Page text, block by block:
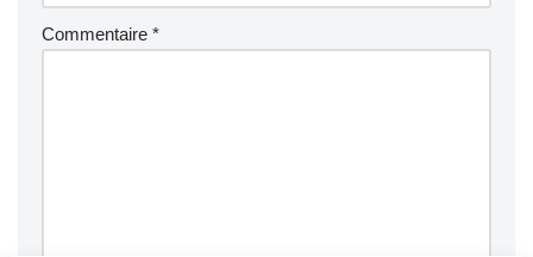
Commentaire *